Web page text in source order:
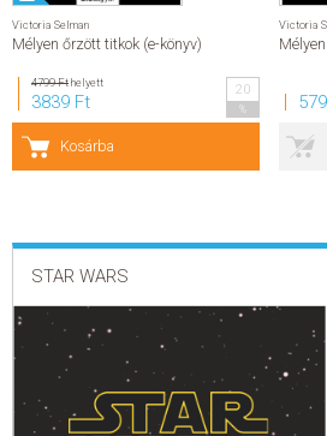
Victoria Selman
Mélyen őrzött titkok (e-könyv)
4799 Fthelyett
3839 Ft
20
Kosárba
Victoria
STAR WARS
ÚJDONSÁGOK
ELŐRENDELÉSI TOPLISTA
KÍVÁNSÁG TOPLISTA
ADATKEZELÉSI ÉS ADATVÉDELMI